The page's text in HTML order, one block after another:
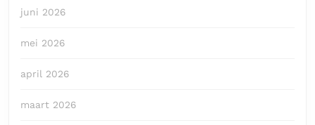
juni 2026
mei 2026
april 2026
maart 2026